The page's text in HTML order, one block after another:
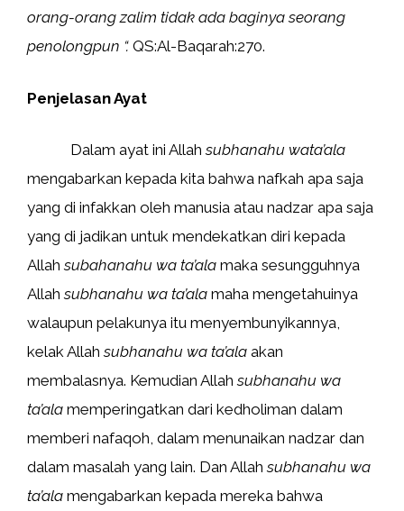
orang-orang zalim tidak ada baginya seorang
penolongpun “. QS:Al-Baqarah:270.
Penjelasan Ayat
Dalam ayat ini Allahsubhanahu wata’ala
mengabarkan kepada kita bahwa nafkah apa saja
yang di infakkan oleh manusia atau nadzar apa saja
yang di jadikan untuk mendekatkan diri kepada
Allahsubahanahu wa ta’ala maka sesungguhnya
Allahsubhanahu wa ta’ala maha mengetahuinya
walaupun pelakunya itu menyembunyikannya,
kelak Allahsubhanahu wa ta’ala akan
membalasnya. Kemudian Allahsubhanahu wa
ta’ala memperingatkan dari kedholiman dalam
memberi nafaqoh, dalam menunaikan nadzar dan
dalam masalah yang lain. Dan Allahsubhanahu wa
ta’ala mengabarkan kepada mereka bahwa